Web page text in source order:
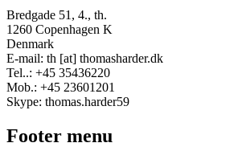
Bredgade 51, 4., th.
1260 Copenhagen K
Denmark
E-mail: th [at] thomasharder.dk
Tel..: +45 35436220
Mob.: +45 23601201
Skype: thomas.harder59
Footer menu